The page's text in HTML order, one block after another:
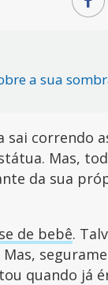
a sua
correndo
Mas,
da sua
de bebê.
quando já